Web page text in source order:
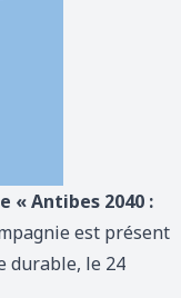
Antibes 2040 :
est présent
durable, le 24